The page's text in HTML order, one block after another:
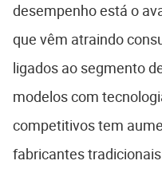
desempenho está o
que vêm atraindo
ligados ao segmento
modelos com
competitivos tem
fabricantes